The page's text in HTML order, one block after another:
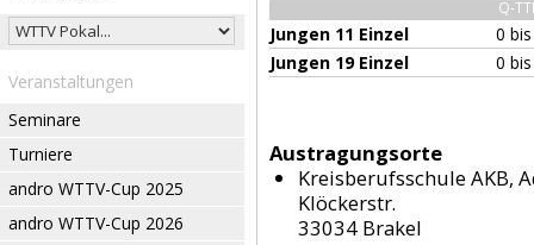
Veranstaltungen
Seminare
Turniere
andro WTTV-Cup 2025
andro WTTV-Cup 2026
Q-
Jungen 11 Einzel
0
Jungen 19 Einzel
0
Austragungsorte
Kreisberufsschule AKB,
Klöckerstr.
33034 Brakel